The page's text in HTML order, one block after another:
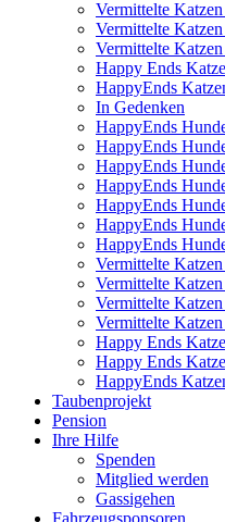
Vermittelte
Vermittelte
Vermittelte
Happy Ends
HappyEnds
In Gedenken
HappyEnds
HappyEnds
HappyEnds
HappyEnds
HappyEnds
HappyEnds
HappyEnds
Vermittelte
Vermittelte
Vermittelte
Vermittelte
Happy Ends
Happy Ends
HappyEnds
Taubenprojekt
Pension
Ihre Hilfe
Spenden
Mitglied werden
Gassigehen
Fahrzeugsponsoren